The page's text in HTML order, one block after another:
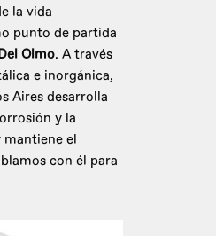
la vida
punto de partida
Olmo. A través
e inorgánica,
Aires desarrolla
y la
el
con él para